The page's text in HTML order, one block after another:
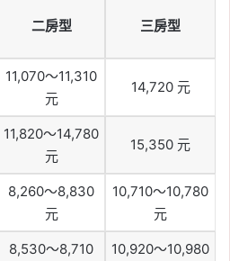
二房型 三房型
11,070～11,310
元
14,720 元
11,820～14,780
元
15,350 元
8,260～8,830
元
10,710～10,780
元
8,530～8,710
10,920～10,980